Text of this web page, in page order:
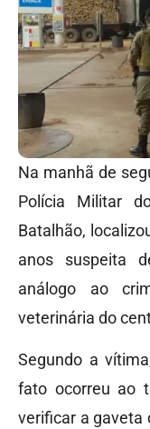
Na manhã de
Polícia Militar
Batalhão,
anos suspeita
análogo ao
veterinária do
Segundo a
fato ocorreu ao
verificar a gaveta